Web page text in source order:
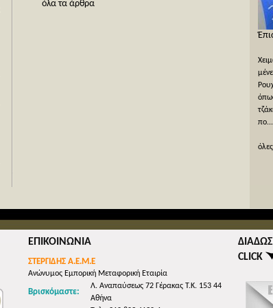
όλα τα άρθρα
πο...
ΕΠΙΚΟΙΝΩΝΙΑ
ΣΤΕΡΓΙΔΗΣ Α.Ε.Μ.Ε
Ανώνυμος Εμπορική Μεταφορική Εταιρία
Βρισκόμαστε:
Λ. Αναπαύσεως 72 Γέρακας Τ.Κ. 153 44
Αθήνα
CLICK